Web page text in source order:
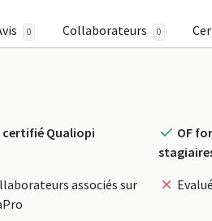
0 Collaborateurs 0
certifié Qualiopi
OF
associés sur